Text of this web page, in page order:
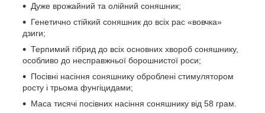
Дуже врожайний та олійний соняшник;
Генетично стійкий соняшник до всіх рас «вовчка»
дзиги;
Терпимий гібрид до всіх основних хвороб соняшнику,
особливо до несправжньої борошнистої роси;
Посівні насіння соняшнику оброблені стимулятором
росту і трьома фунгіцидами;
Маса тисячі посівних насіння соняшнику від 58 грам.